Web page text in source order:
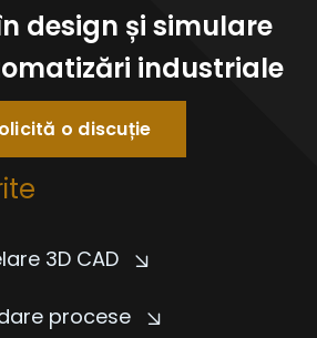
design și simulare
industriale
o discuție
3D CAD
procese